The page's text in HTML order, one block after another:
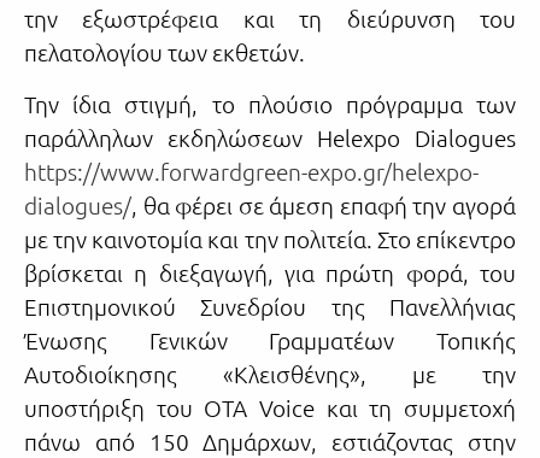
την εξωστρέφεια και τη διεύρυνση του
πελατολογίου των εκθετών.
Την ίδια στιγμή, το πλούσιο πρόγραμμα των
παράλληλων εκδηλώσεων Helexpo Dialogues
https://www.forwardgreen-expo.gr/helexpo-
dialogues/, θα φέρει σε άμεση επαφή την αγορά
με την καινοτομία και την πολιτεία. Στο επίκεντρο
βρίσκεται η διεξαγωγή, για πρώτη φορά, του
Επιστημονικού Συνεδρίου της Πανελλήνιας
Ένωσης Γενικών Γραμματέων Τοπικής
Αυτοδιοίκησης «Κλεισθένης», με την
υποστήριξη του OTA Voice και τη συμμετοχή
πάνω από 150 Δημάρχων, εστιάζοντας στην